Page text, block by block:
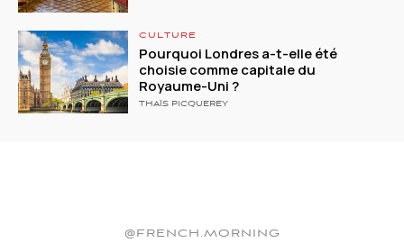
CULTURE
Pourquoi Londres a-t-elle été
choisie comme capitale du
Royaume-Uni ?
THAÏS PICQUEREY
@FRENCH.MORNING